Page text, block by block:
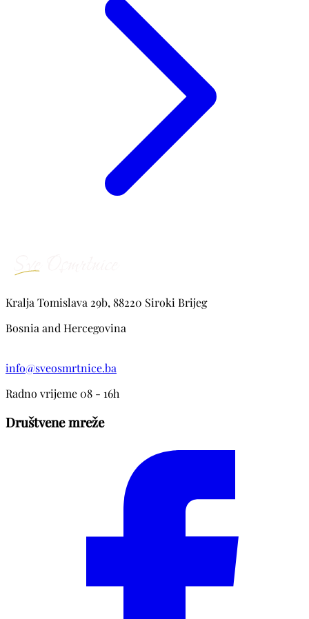
Kralja Tomislava 29b, 88220 Siroki Brijeg
Bosnia and Hercegovina
info@sveosmrtnice.ba
Radno vrijeme 08 - 16h
Društvene mreže